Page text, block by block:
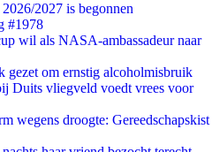
2027 is begonnen
#1978
wil als NASA-ambassadeur naar
gezet om ernstig alcoholmisbruik
Duits vliegveld voedt vrees voor
wegens droogte: Gereedschapskist